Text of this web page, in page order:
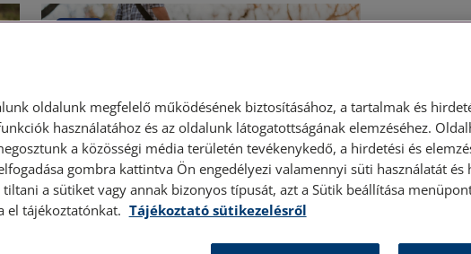
2023. november 17. • LegitiMoadmin
Hangos őszi kerti munkák
ügyfélfogadás
oldalunk megfelelő működésének biztosításához, a tartalmak és
használatához és az oldalunk látogatottságának elemzéséhez.
a közösségi média területén tevékenykedő, a hirdetési és
gombra kattintva Ön engedélyezi valamennyi süti használatát és
tiltani a sütiket vagy annak bizonyos típusát, azt a Sütik beállítása
el tájékoztatónkat. Tájékoztató sütikezelésről